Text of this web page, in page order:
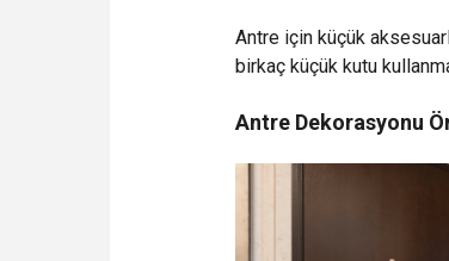
Antre için küçük
birkaç küçük kutu
Antre Dekorasyonu